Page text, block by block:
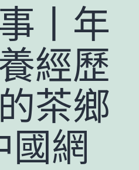
丨年
經歷
茶鄉
國網